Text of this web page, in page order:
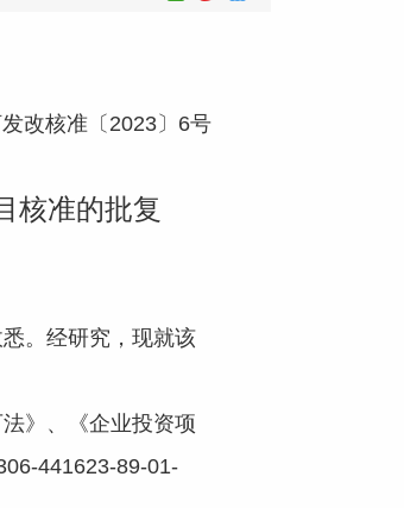
改核准〔2023〕6号
核准的批复
。经研究，现就该
》、《企业投资项
441623-89-01-